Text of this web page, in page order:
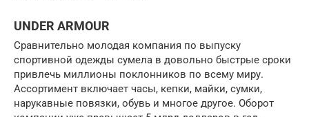
UNDER ARMOUR
Сравнительно молодая компания по выпуску
спортивной одежды сумела в довольно быстрые сроки
привлечь миллионы поклонников по всему миру.
Ассортимент включает часы, кепки, майки, сумки,
нарукавные повязки, обувь и многое другое. Оборот